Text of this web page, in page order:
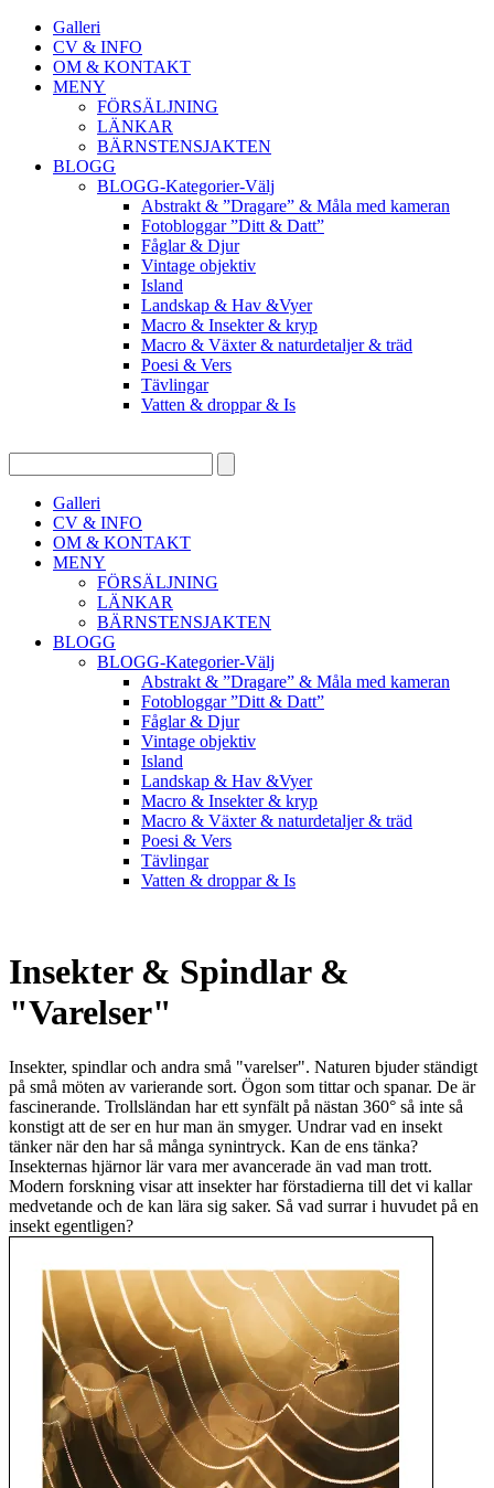
Galleri
CV & INFO
OM & KONTAKT
MENY
FÖRSÄLJNING
LÄNKAR
BÄRNSTENSJAKTEN
BLOGG
BLOGG-Kategorier-Välj
Abstrakt & ”Dragare” & Måla med kameran
Fotobloggar ”Ditt & Datt”
Fåglar & Djur
Vintage objektiv
Island
Landskap & Hav &Vyer
Macro & Insekter & kryp
Macro & Växter & naturdetaljer & träd
Poesi & Vers
Tävlingar
Vatten & droppar & Is
Galleri
CV & INFO
OM & KONTAKT
MENY
FÖRSÄLJNING
LÄNKAR
BÄRNSTENSJAKTEN
BLOGG
BLOGG-Kategorier-Välj
Abstrakt & ”Dragare” & Måla med kameran
Fotobloggar ”Ditt & Datt”
Fåglar & Djur
Vintage objektiv
Island
Landskap & Hav &Vyer
Macro & Insekter & kryp
Macro & Växter & naturdetaljer & träd
Poesi & Vers
Tävlingar
Vatten & droppar & Is
Insekter & Spindlar &
"Varelser"
Insekter, spindlar och andra små "varelser". Naturen bjuder ständigt
på små möten av varierande sort. Ögon som tittar och spanar. De är
fascinerande. Trollsländan har ett synfält på nästan 360° så inte så
konstigt att de ser en hur man än smyger. Undrar vad en insekt
tänker när den har så många synintryck. Kan de ens tänka?
Insekternas hjärnor lär vara mer avancerade än vad man trott.
Modern forskning visar att insekter har förstadierna till det vi kallar
medvetande och de kan lära sig saker. Så vad surrar i huvudet på en
insekt egentligen?